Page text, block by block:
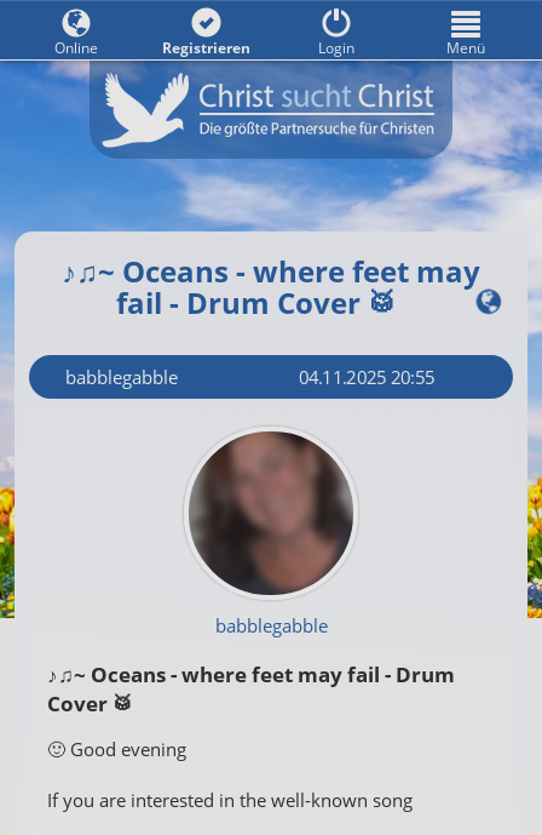
♪♫~ Oceans - where feet may
fail - Drum Cover 🥁
babblegabble 04.11.2025 20:55
babblegabble
♪♫~ Oceans - where feet may fail - Drum
Cover 🥁
🙂 Good evening
If you are interested in the well-known song
Online Registrieren Login Menü